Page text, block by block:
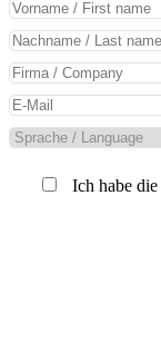
Ich habe die